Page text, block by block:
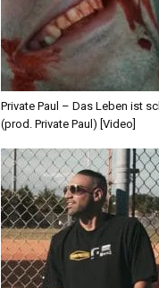
Private Paul – Das Leben ist
(prod. Private Paul) [Video]